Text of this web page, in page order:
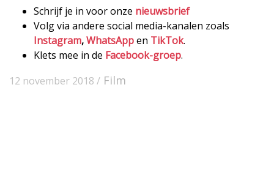
Schrijf je in voor onze nieuwsbrief
Volg via andere social media-kanalen zoals
Instagram,WhatsAppen TikTok.
Klets mee in de Facebook-groep.
12 november 2018 / Film